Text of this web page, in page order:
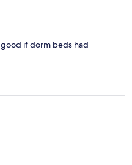
if dorm beds had